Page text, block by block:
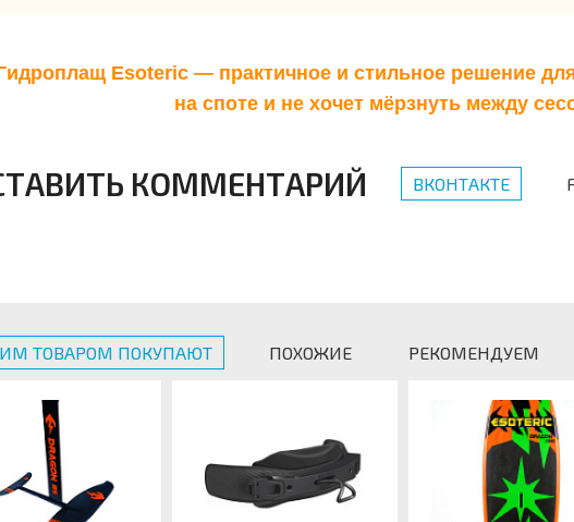
Esoteric — практичное и стильное решение
на споте и не хочет мёрзнуть между
КОММЕНТАРИЙ ВКОНТАКТЕ
ТОВАРОМ ПОКУПАЮТ ПОХОЖИЕ РЕКОМЕНДУЕМ